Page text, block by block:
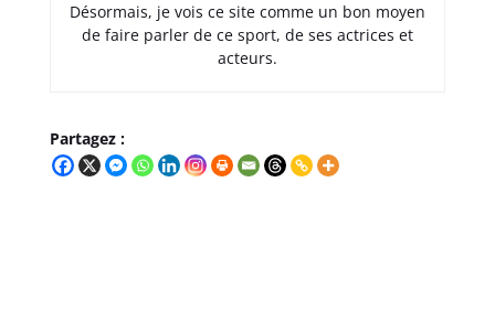
Désormais, je vois ce site comme un bon moyen
de faire parler de ce sport, de ses actrices et
acteurs.
Partagez :